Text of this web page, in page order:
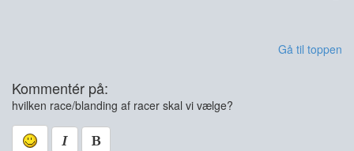
Gå til toppen
Kommentér på:
hvilken race/blanding af racer skal vi vælge?